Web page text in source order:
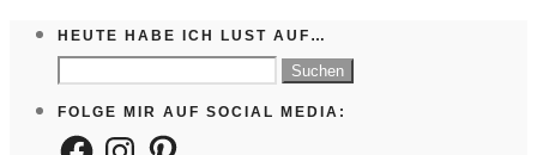
HEUTE HABE ICH LUST AUF…
Suchen
nach:
FOLGE MIR AUF SOCIAL MEDIA:
FacebookInstagramPinterest